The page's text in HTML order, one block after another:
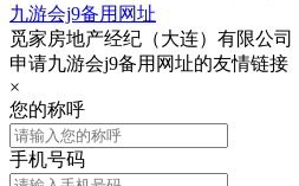
九游会j9备用网址
觅家房地产经纪（大连）有限公司
申请九游会j9备用网址的友情链接
×
您的称呼
手机号码